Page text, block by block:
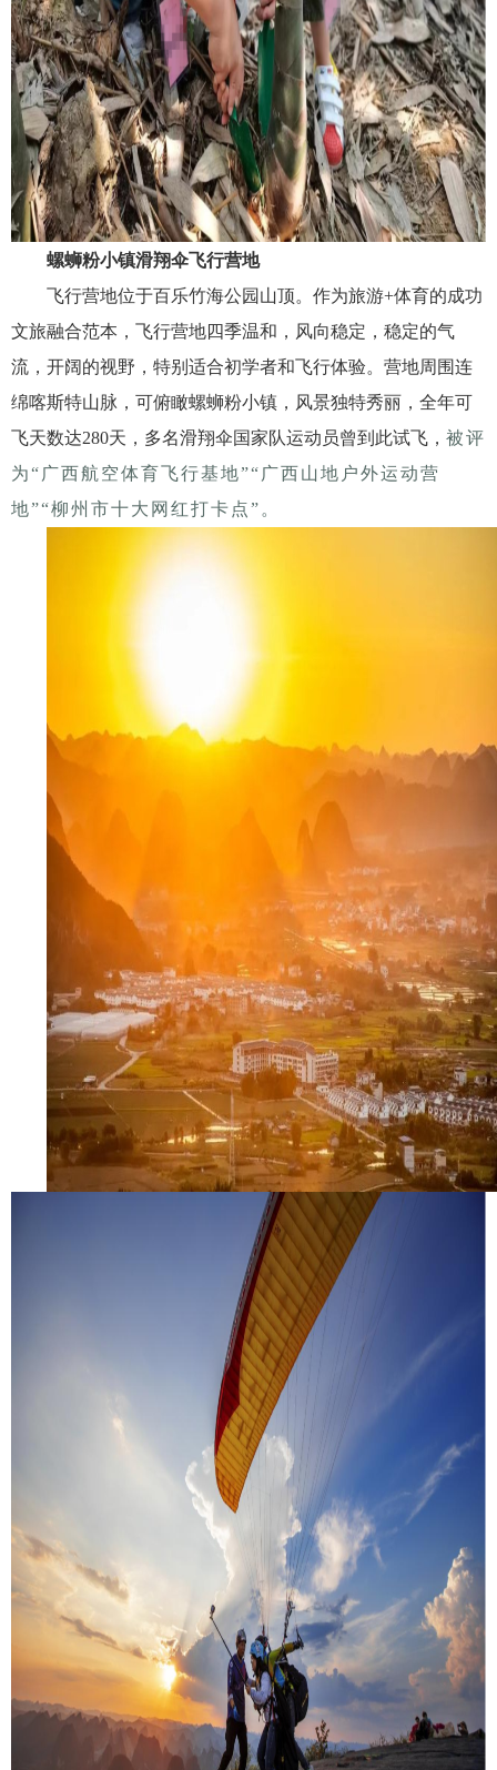
螺蛳粉小镇滑翔伞飞行营地
飞行营地位于百乐竹海公园山顶。作为旅游+体育的成功
文旅融合范本，飞行营地四季温和，风向稳定，稳定的气
流，开阔的视野，特别适合初学者和飞行体验。营地周围连
绵喀斯特山脉，可俯瞰螺蛳粉小镇，风景独特秀丽，全年可
飞天数达280天，多名滑翔伞国家队运动员曾到此试飞， 被评
为“广西航空体育飞行基地”“广西山地户外运动营
地”“柳州市十大网红打卡点”。